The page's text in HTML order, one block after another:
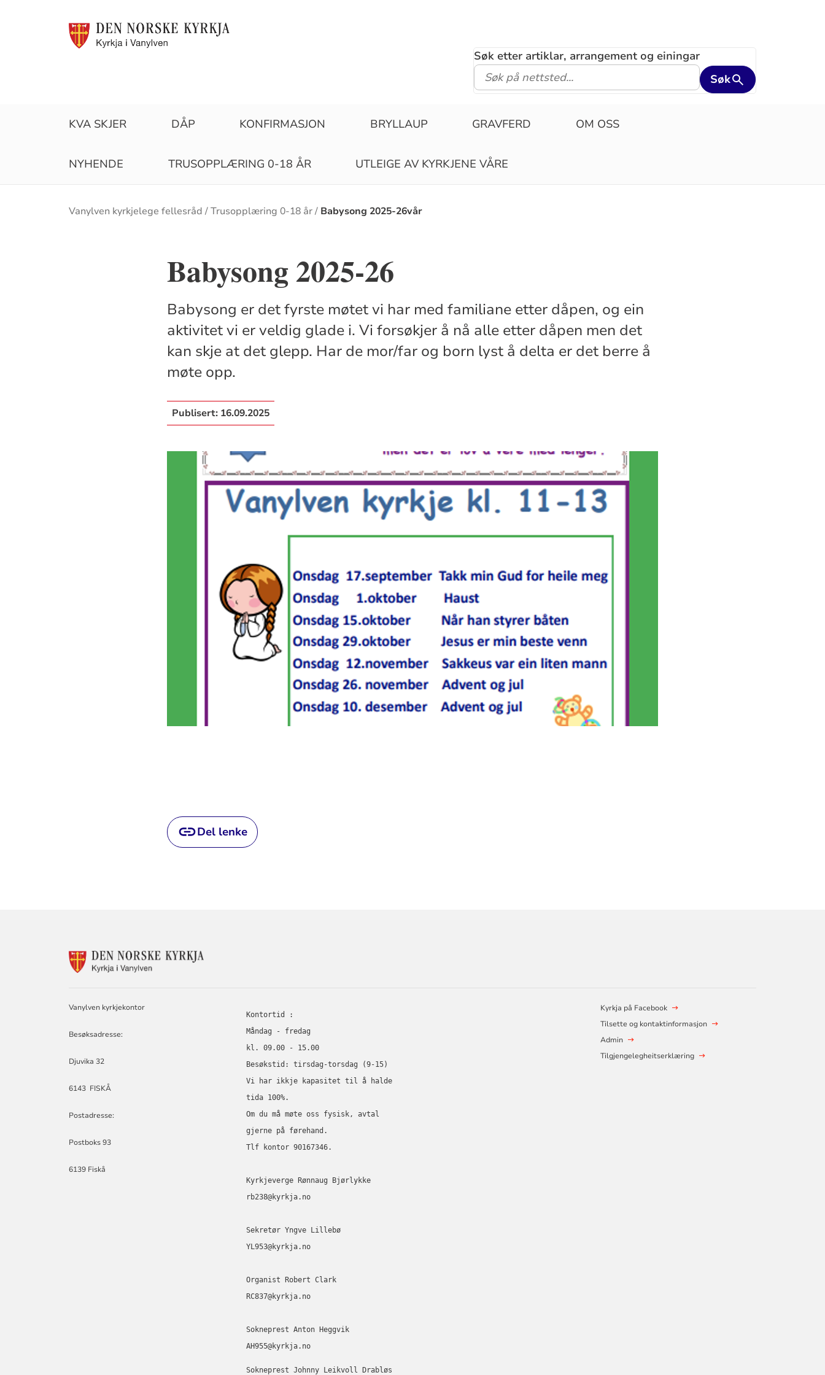
Søk etter artiklar, arrangement og einingar
Søk
KVA SKJER DÅP KONFIRMASJON BRYLLAUP GRAVFERD OM OSS
NYHENDE TRUSOPPLÆRING 0-18 ÅR UTLEIGE AV KYRKJENE VÅRE
Brødsmulesti
Vanylven kyrkjelege fellesråd Trusopplæring 0-18 år Babysong 2025-26vår
Babysong 2025-26
Babysong er det fyrste møtet vi har med familiane etter dåpen, og ein
aktivitet vi er veldig glade i. Vi forsøkjer å nå alle etter dåpen men det
kan skje at det glepp. Har de mor/far og born lyst å delta er det berre å
møte opp.
Publisert: 16.09.2025
Del lenke
KONTAKTINFORMASJON
Vanylven kyrkjekontor
Besøksadresse:
Djuvika 32
6143 FISKÅ
Postadresse:
Postboks 93
6139 Fiskå
Kontortid :
Måndag - fredag
kl. 09.00 - 15.00
Besøkstid: tirsdag-torsdag (9-15)
Vi har ikkje kapasitet til å halde
tida 100%.
Om du må møte oss fysisk, avtal
gjerne på førehand.
Tlf kontor 90167346.
Kyrkjeverge Rønnaug Bjørlykke
rb238@kyrkja.no
Sekretør Yngve Lillebø
YL953@kyrkja.no
Organist Robert Clark
RC837@kyrkja.no
Sokneprest Anton Heggvik
AH955@kyrkja.no
Sokneprest Johnny Leikvoll Drabløs
Kyrkja på Facebook
Tilsette og kontaktinformasjon
Admin
Tilgjengelegheitserklæring